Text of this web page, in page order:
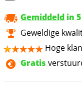
Gemiddeld in
Geweldige
Hoge
Gratis